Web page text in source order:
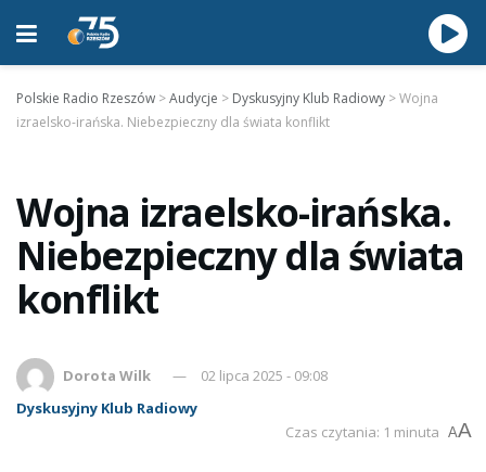
Polskie Radio Rzeszów >Audycje > Dyskusyjny Klub Radiowy >Wojna
izraelsko-irańska. Niebezpieczny dla świata konflikt
Wojna izraelsko-irańska.
Niebezpieczny dla świata
konflikt
Dorota Wilk
02 lipca 2025 - 09:08
Dyskusyjny Klub Radiowy
Czas czytania: 1 minuta AA